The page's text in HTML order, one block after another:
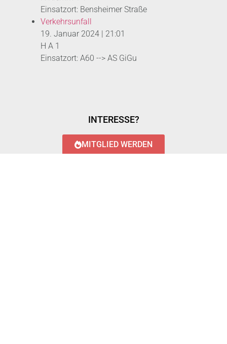
Einsatzort: Bensheimer Straße
Verkehrsunfall
19. Januar 2024 | 21:01
H A 1
Einsatzort: A60 --> AS GiGu
INTERESSE?
MITGLIED WERDEN